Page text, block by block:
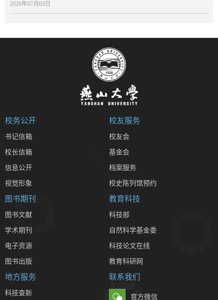
2026年07月03日
校务公开
书记信箱
校长信箱
信息公开
视觉形象
校友服务
校友会
基金会
档案服务
校史陈列馆预约
图书期刊
图书文献
学术期刊
电子资源
图书出版
教育科技
科技部
自然科学基金委
科技论文在线
教育科研网
地方服务
科技查新
联系我们
官方微信